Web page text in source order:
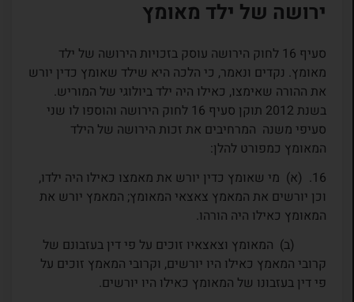
ירושה של ילד מאומץ
סעיף 16 לחוק הירושה עוסק בזכויות הירושה של ילד
מאומץ. נקדים ונאמר, כי הלכה היא שילד שאומץ כדין יורש
את ההורה שאימצו, כאילו היה ילד ביולוגי של המוריש.
בשנת 2012 תוקן סעיף 16 לחוק הירושה והוספו לו שני
סעיפי משנה המרחיבים את זכות הירושה של הילד
המאומץ כמפורט להלן:
16.
(א) מי שאומץ כדין יורש את מאמצו כאילו היה ילדו,
וכן יורשים את המאמץ צאצאי המאומץ; המאמץ יורש את
המאומץ כאילו היה הורהו.
(ב) המאומץ וצאצאיו זוכים על פי דין בעזבונם של
קרובי המאמץ כאילו היו יורשים, וקרובי המאמץ זוכים על
פי דין בעזבונו של המאומץ כאילו היו יורשים.